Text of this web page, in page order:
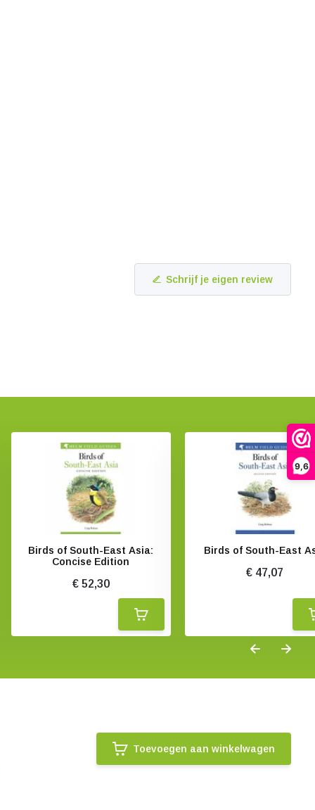
9,6
Schrijf je eigen review
Birds of South-East Asia:
Concise Edition
€ 52,30
Birds of South-East
€ 47,07
Toevoegen aan winkelwagen